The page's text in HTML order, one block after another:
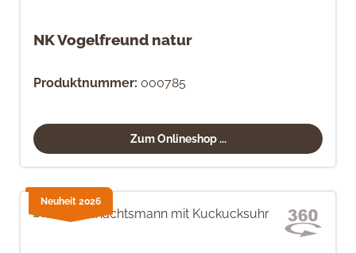
NK Vogelfreund natur
Produktnummer: 000785
Zum Onlineshop ...
Neuheit 2026